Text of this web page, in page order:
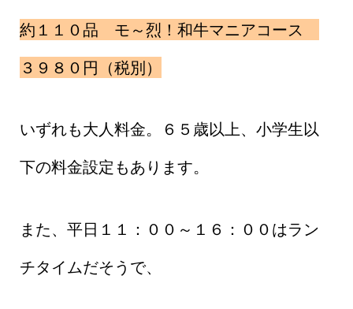
約１１０品 モ～烈！和牛マニアコース
３９８０円（税別）
いずれも大人料金。６５歳以上、小学生以
下の料金設定もあります。
また、平日１１：００～１６：００はラン
チタイムだそうで、